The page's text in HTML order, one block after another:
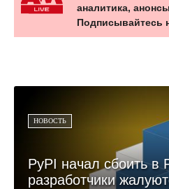
аналитика,
Подписывайтесь
НОВОСТЬ
PyPI начал сбоить в
разработчики